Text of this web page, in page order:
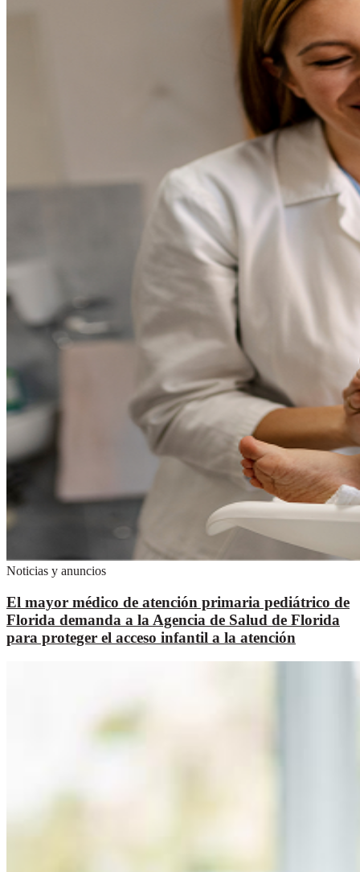
Noticias y anuncios
El mayor médico de atención primaria pediátrico de
Florida demanda a la Agencia de Salud de Florida
para proteger el acceso infantil a la atención